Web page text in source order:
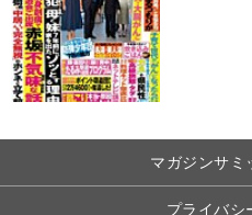
マガジンサミ
プライバシ